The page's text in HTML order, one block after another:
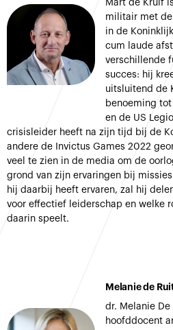
Mart de Kruif
militair met de
in de
cum laude
verschillende
succes: hij
uitsluitend de
benoeming
en de US
crisisleider heeft na zijn tijd bij de
andere de Invictus Games 2022
veel te zien in de media om de
grond van zijn ervaringen bij
hij daarbij heeft ervaren, zal hij
voor effectief leiderschap en welke
daarin speelt.
Melanie de
dr. Melanie
hoofddocent